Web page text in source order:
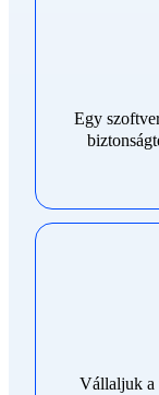
Egy
Vállaljuk a